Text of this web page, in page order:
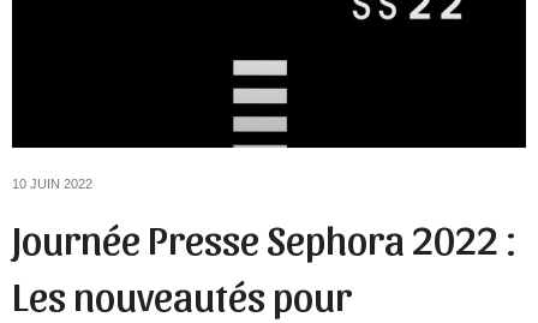
10 JUIN 2022
Journée Presse Sephora 2022 :
Les nouveautés pour